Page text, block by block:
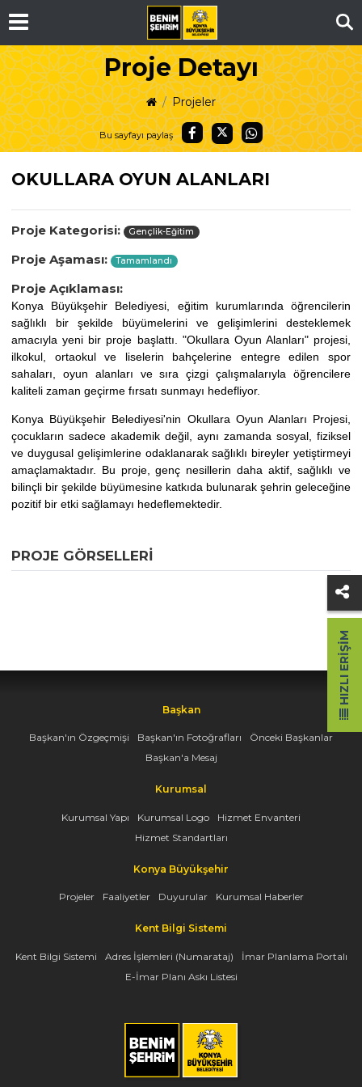
Proje Detayı
Projeler
Bu sayfayı paylaş
OKULLARA OYUN ALANLARI
Proje Kategorisi: Gençlik-Eğitim
Proje Aşaması: Tamamlandı
Proje Açıklaması:
Konya Büyükşehir Belediyesi, eğitim kurumlarında öğrencilerin
sağlıklı bir şekilde büyümelerini ve gelişimlerini desteklemek
amacıyla yeni bir proje başlattı. "Okullara Oyun Alanları" projesi,
ilkokul, ortaokul ve liselerin bahçelerine entegre edilen spor
sahaları, oyun alanları ve sıra çizgi çalışmalarıyla öğrencilere
kaliteli zaman geçirme fırsatı sunmayı hedefliyor.
Konya Büyükşehir Belediyesi'nin Okullara Oyun Alanları Projesi,
çocukların sadece akademik değil, aynı zamanda sosyal, fiziksel
ve duygusal gelişimlerine odaklanarak sağlıklı bireyler yetiştirmeyi
amaçlamaktadır. Bu proje, genç nesillerin daha aktif, sağlıklı ve
bilinçli bir şekilde büyümesine katkıda bulunarak şehrin geleceğine
pozitif bir etki sağlamayı hedeflemektedir.
PROJE GÖRSELLERI
Başkan
Başkan'ın Özgeçmişi Başkan'ın Fotoğrafları
Önceki Başkanlar
Başkan'a Mesaj
Kurumsal
Kurumsal Yapı Kurumsal Logo
Hizmet Envanteri
Hizmet Standartları
Konya Büyükşehir
Projeler Faaliyetler Duyurular Kurumsal Haberler
Kent Bilgi Sistemi
Kent Bilgi Sistemi Adres İşlemleri (Numarataj)
İmar Planlama Portalı
E-İmar Planı Askı Listesi
HIZLI ERIŞIM